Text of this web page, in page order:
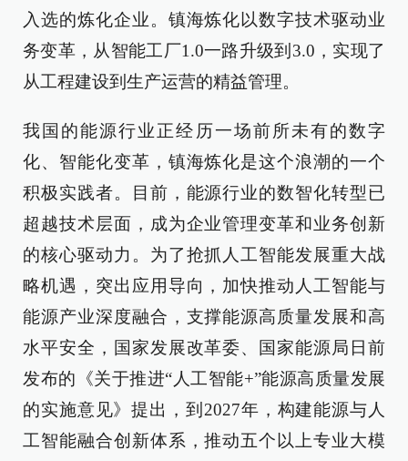
入选的炼化企业。镇海炼化以数字技术驱动业
务变革，从智能工厂1.0一路升级到3.0，实现了
从工程建设到生产运营的精益管理。
我国的能源行业正经历一场前所未有的数字
化、智能化变革，镇海炼化是这个浪潮的一个
积极实践者。目前，能源行业的数智化转型已
超越技术层面，成为企业管理变革和业务创新
的核心驱动力。为了抢抓人工智能发展重大战
略机遇，突出应用导向，加快推动人工智能与
能源产业深度融合，支撑能源高质量发展和高
水平安全，国家发展改革委、国家能源局日前
发布的《关于推进“人工智能+”能源高质量发展
的实施意见》提出，到2027年，构建能源与人
工智能融合创新体系，推动五个以上专业大模